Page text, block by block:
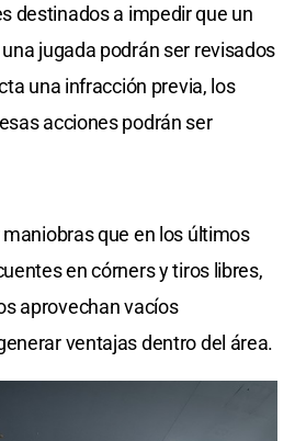
destinados a impedir que un
jugada podrán ser revisados
una infracción previa, los
acciones podrán ser
que en los últimos
en córners y tiros libres,
aprovechan vacíos
ventajas dentro del área.